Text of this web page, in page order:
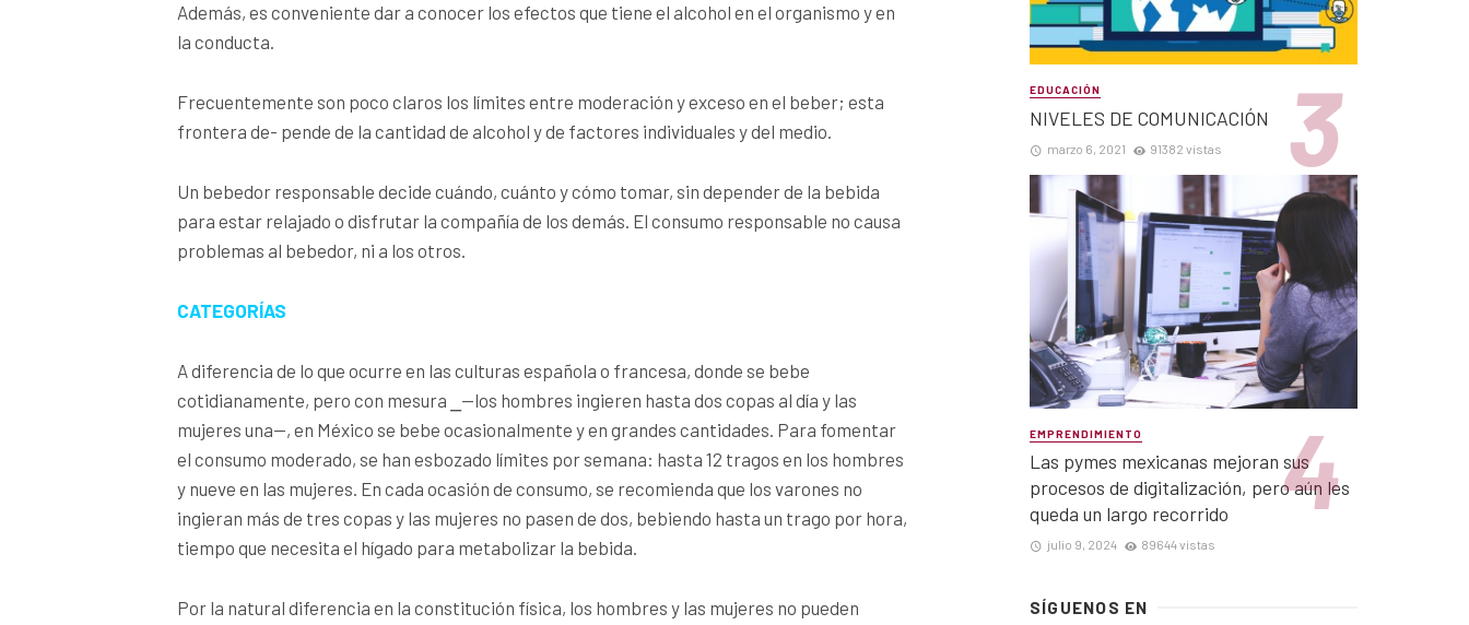
Además, es conveniente dar a conocer los efectos que tiene el alcohol en el organismo y en
la conducta.
Frecuentemente son poco claros los límites entre moderación y exceso en el beber; esta
frontera de- pende de la cantidad de alcohol y de factores individuales y del medio.
Un bebedor responsable decide cuándo, cuánto y cómo tomar, sin depender de la bebida
para estar relajado o disfrutar la compañía de los demás. El consumo responsable no causa
problemas al bebedor, ni a los otros.
CATEGORÍAS
A diferencia de lo que ocurre en las culturas española o francesa, donde se bebe
cotidianamente, pero con mesura ⎯—los hombres ingieren hasta dos copas al día y las
mujeres una—, en México se bebe ocasionalmente y en grandes cantidades. Para fomentar
el consumo moderado, se han esbozado límites por semana: hasta 12 tragos en los hombres
y nueve en las mujeres. En cada ocasión de consumo, se recomienda que los varones no
ingieran más de tres copas y las mujeres no pasen de dos, bebiendo hasta un trago por hora,
tiempo que necesita el hígado para metabolizar la bebida.
Por la natural diferencia en la constitución física, los hombres y las mujeres no pueden
EDUCACIÓN
NIVELES DE COMUNICACIÓN
marzo 6, 2021 91382 vistas
EMPRENDIMIENTO
Las pymes mexicanas mejoran sus
procesos de digitalización, pero aún les
queda un largo recorrido
julio 9, 2024 89644 vistas
SÍGUENOS EN